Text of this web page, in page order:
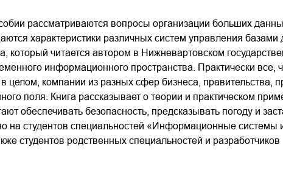
рассматриваются вопросы организации больших
характеристики различных систем управления
который читается автором в Нижневартовском
информационного пространства. Практически все,
целом, компании из разных сфер бизнеса, правительства,
поля. Книга рассказывает о теории и практическом
обеспечивать безопасность, предсказывать погоду и
на студентов специальностей «Информационные системы
студентов родственных специальностей и разработчиков